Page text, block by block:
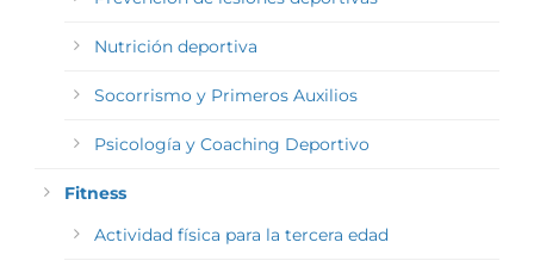
Nutrición deportiva
Socorrismo y Primeros Auxilios
Psicología y Coaching Deportivo
Fitness
Actividad física para la tercera edad